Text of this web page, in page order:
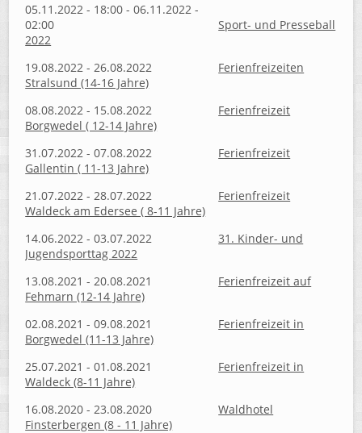
05.11.2022 - 18:00 - 06.11.2022 -
02:00
Sport- und Presseball
2022
19.08.2022 - 26.08.2022
Ferienfreizeiten
Stralsund (14-16 Jahre)
08.08.2022 - 15.08.2022
Ferienfreizeit
Borgwedel ( 12-14 Jahre)
31.07.2022 - 07.08.2022
Ferienfreizeit
Gallentin ( 11-13 Jahre)
21.07.2022 - 28.07.2022
Ferienfreizeit
Waldeck am Edersee ( 8-11 Jahre)
14.06.2022 - 03.07.2022
31. Kinder- und
Jugendsporttag 2022
13.08.2021 - 20.08.2021
Ferienfreizeit auf
Fehmarn (12-14 Jahre)
02.08.2021 - 09.08.2021
Ferienfreizeit in
Borgwedel (11-13 Jahre)
25.07.2021 - 01.08.2021
Ferienfreizeit in
Waldeck (8-11 Jahre)
16.08.2020 - 23.08.2020
Waldhotel
Finsterbergen (8 - 11 Jahre)